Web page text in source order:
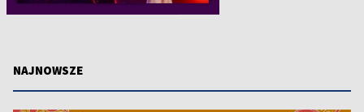
NAJNOWSZE